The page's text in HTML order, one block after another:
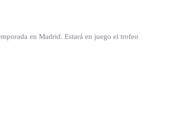
en Madrid. Estará en juego el trofeo